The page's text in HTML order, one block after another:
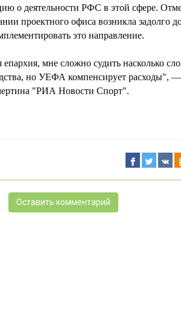
о деятельности РФС в этой сфере.
проектного офиса возникла задолго
это направление.
мне сложно судить насколько
но УЕФА компенсирует расходы", —
"РИА Новости Спорт".
Оставить комментарий